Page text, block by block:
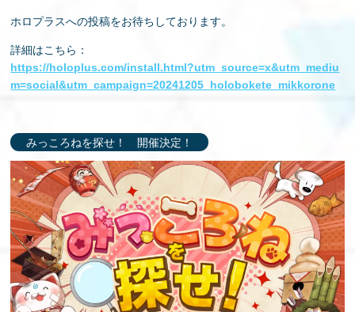
ホロプラスへの投稿をお待ちしております。
詳細はこちら：
https://holoplus.com/install.html?utm_source=x&utm_mediu
m=social&utm_campaign=20241205_holobokete_mikkorone
みっころねを探せ！ 開催決定！